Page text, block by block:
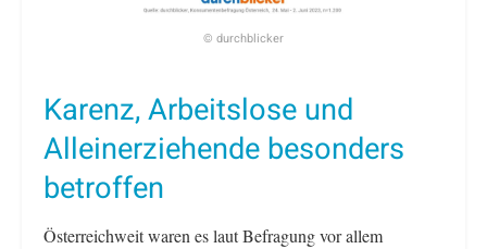
© durchblicker
Karenz, Arbeitslose und
Alleinerziehende besonders
betroffen
Österreichweit waren es laut Befragung vor allem